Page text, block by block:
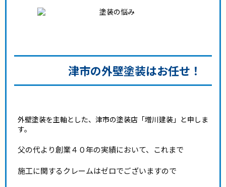
津市の外壁塗装はお任せ！
外壁塗装を主軸とした、津市の塗装店「増川建装」と申しま
す。
父の代より創業４０年の実績において、これまで
施工に関するクレームはゼロでございますので